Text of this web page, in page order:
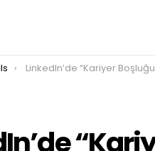
LinkedIn’de “Kariyer